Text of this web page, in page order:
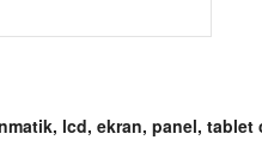
lcd, ekran, panel,